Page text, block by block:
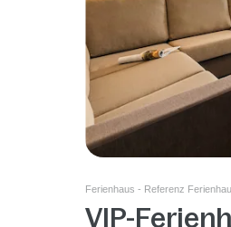
Ferienhaus - Referenz
VIP-